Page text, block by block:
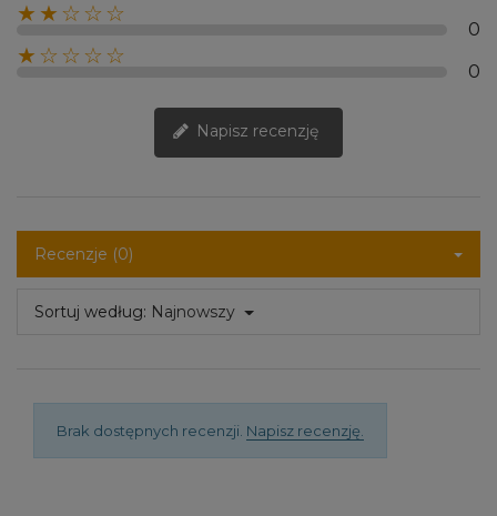
★★☆☆☆
0
★☆☆☆☆
0
Napisz recenzję
Recenzje (0)
Sortuj według: Najnowszy
Brak dostępnych recenzji. Napisz recenzję.